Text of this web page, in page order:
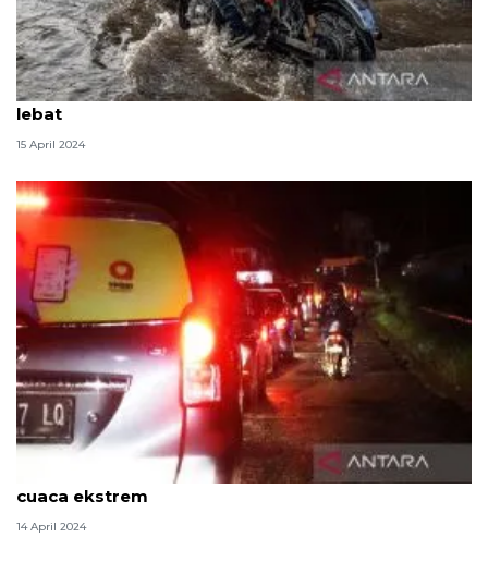
BMKG imbau masyarakat waspadai potensi hujan
lebat
15 April 2024
BMKG sarankan masyarakat tunda perjalanan bila
cuaca ekstrem
14 April 2024